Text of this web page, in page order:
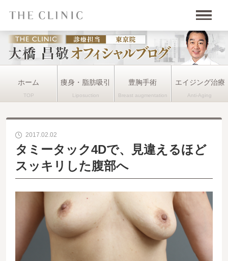
ホーム 痩身・脂肪吸引 豊胸手術 エイジング治療
2017.02.02
タミータック4Dで、見違えるほど
スッキリした腹部へ